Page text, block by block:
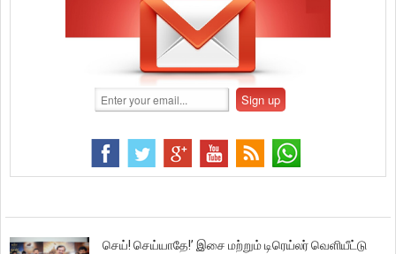
செய்! செய்யாதே!’ இசை மற்றும் டிரெய்லர் வெளியீட்டு